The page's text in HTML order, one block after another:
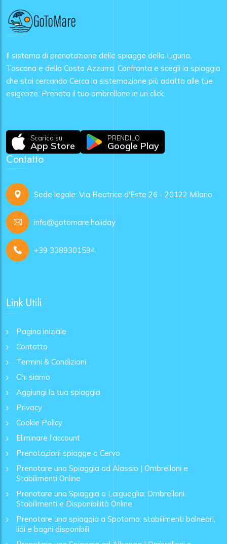
Il sistema di prenotazione delle spiagge della Liguria,
Toscana e della Costa Azzurra. Confronta e scegli la spiaggia
che stai cercando Cerca la sistemazione più adatta alle tue
esigenze. Prenota il tuo ombrellone in un click.
Scarica su
App Store
PRENDILO
Google Play
Contatto
Sede legale: Via Beatrice d'Este 26 - 20122 Milano
info@gotomare.holiday
+39 3389301594
Link Utili
Pagina iniziale
Contatto
Termini & Condizioni
Chi siamo
Aggiungi la tua spiaggia
Privacy
Cookie Policy
Eliminare l'account
Prenotazioni spiagge a Cervo
Prenotare una Spiaggia ad Alassio | Ombrelloni e
Stabilimenti Online
Prenotare una Spiaggia a Laigueglia: Ombrelloni,
Stabilimenti e Disponibilità Online
Prenotare una spiaggia a Spotorno: stabilimenti balneari,
lidi e bagni disponibili